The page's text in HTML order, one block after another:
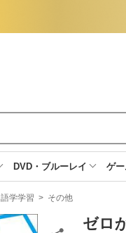
DVD・ブルーレイ ゲー
語学学習 > その他
ゼロ